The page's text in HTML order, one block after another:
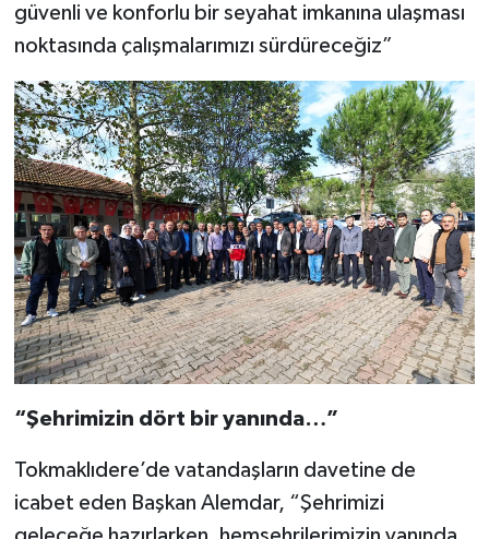
güvenli ve konforlu bir seyahat imkanına ulaşması
noktasında çalışmalarımızı sürdüreceğiz”
“Şehrimizin dört bir yanında…”
Tokmaklıdere’de vatandaşların davetine de
icabet eden Başkan Alemdar, “Şehrimizi